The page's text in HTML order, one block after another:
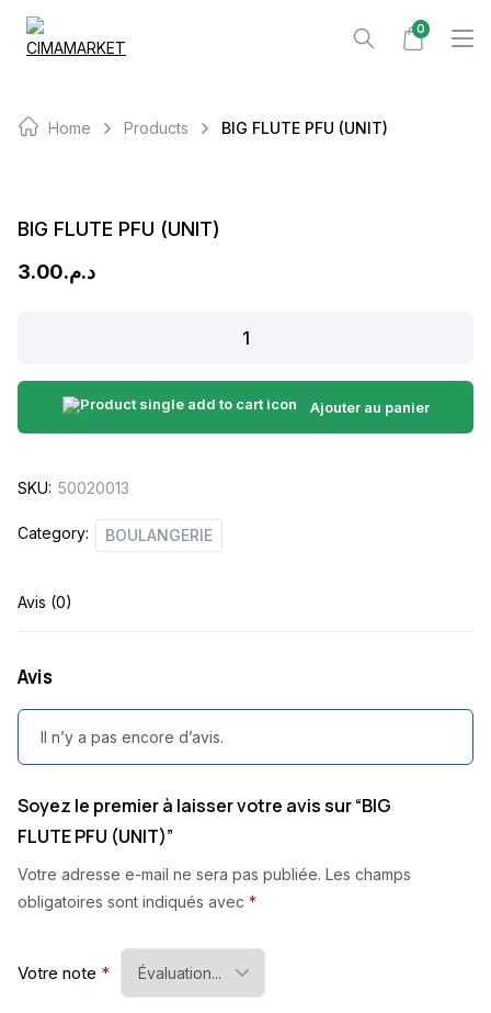
Skip
0
Home Products BIG FLUTE PFU (UNIT)
BIG FLUTE PFU (UNIT)
د.م.3.00
PFU
quantity
Ajouter au panier
SKU: 50020013
Category: BOULANGERIE
Avis (0)
Avis
Il n’y a pas encore d’avis.
Soyez le premier à laisser votre avis sur “BIG
FLUTE PFU (UNIT)”
Votre adresse e-mail ne sera pas publiée. Les champs
obligatoires sont indiqués avec *
Votre note *